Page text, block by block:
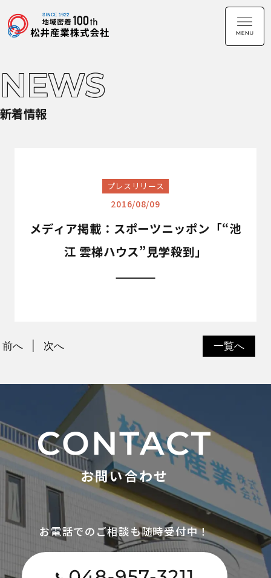
NEWS
新着情報
プレスリリース
2016/08/09
メディア掲載：スポーツニッポン「“池
江 雲梯ハウス”見学殺到」
一覧へ
前へ 次へ
お問い合わせ
お電話でのご相談も随時受付中！